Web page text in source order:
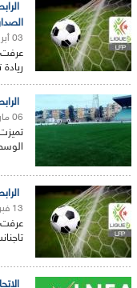
03 أبريل 2021
عرفت
الرابطة الثانية
06 مارس 2021
13 فبراير 2021
عرفت